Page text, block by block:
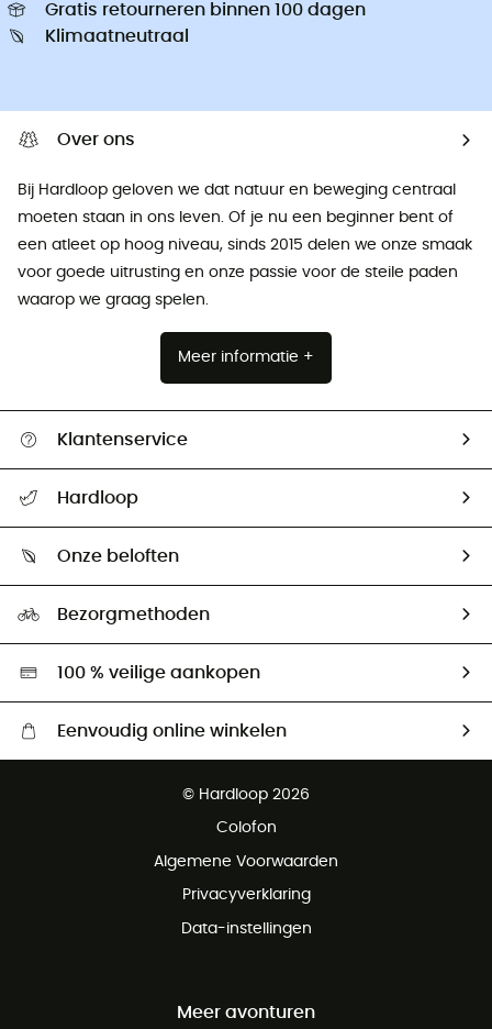
Gratis retourneren binnen 100 dagen
Klimaatneutraal
Over ons
Bij Hardloop geloven we dat natuur en beweging centraal
moeten staan ​​in ons leven. Of je nu een beginner bent of
een atleet op hoog niveau, sinds 2015 delen we onze smaak
voor goede uitrusting en onze passie voor de steile paden
waarop we graag spelen.
Meer informatie +
Klantenservice
Mijn zending volgen
Retourzendingen & Terugbetalingen
Hardloop
Ambassadeurs
Onze beloften
Hardgreen
Bezorgmethoden
100 % veilige aankopen
Eenvoudig online winkelen
Gratis retourneren binnen 100 dagen
© Hardloop 2026
Colofon
Algemene Voorwaarden
Privacyverklaring
Data-instellingen
Meer avonturen